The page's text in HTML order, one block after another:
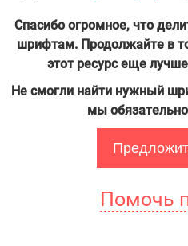
Спасибо огромное, что
шрифтам. Продолжайте в
этот ресурс еще
Не смогли найти нужный
мы
Помочь